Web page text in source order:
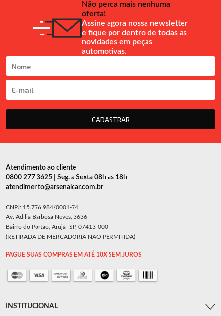
Não perca mais nenhuma
oferta!
Assine agora nossa newsletter
e fique por dentro de todas as
novidades em peças
automotivas.
CADASTRAR
Atendimento ao cliente
0800 277 3625 | Seg. a Sexta 08h as 18h
atendimento@arsenalcar.com.br
CNPJ: 15.776.984/0001-74
Av. Adília Barbosa Neves, 3636
Bairro do Portão, Arujá -SP, 07413-000
(RETIRADA DE MERCADORIA NÃO PERMITIDA)
PAGUE SUAS COMPRAS EM ATÉ 10X SEM JUROS
INSTITUCIONAL